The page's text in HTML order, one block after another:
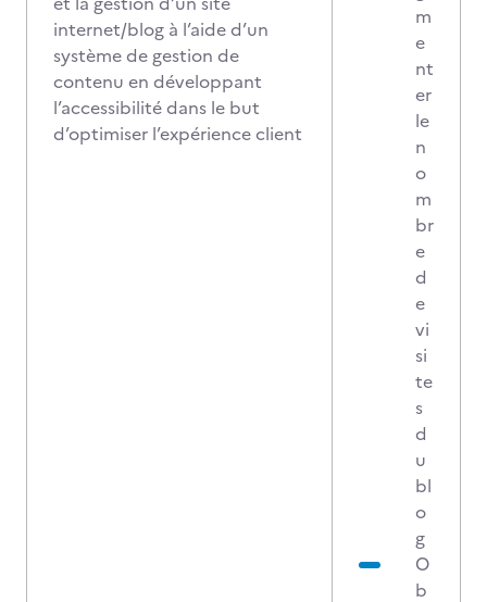
internet/blog à l’aide d’un
système de gestion de
contenu en développant
l’accessibilité dans le but
d’optimiser l’expérience client
m
e
nt
er
le
n
o
m
br
e
d
e
vi
si
te
s
d
u
bl
o
g
O
b